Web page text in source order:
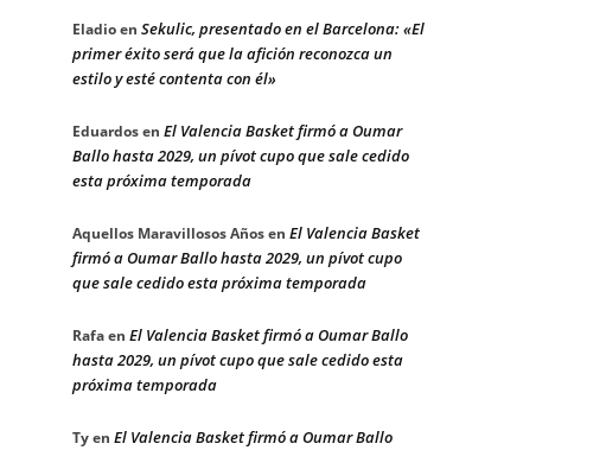
Eladioen Sekulic, presentado en el Barcelona: «El
primer éxito será que la afición reconozca un
estilo y esté contenta con él»
Eduardosen El Valencia Basket firmó a Oumar
Ballo hasta 2029, un pívot cupo que sale cedido
esta próxima temporada
Aquellos Maravillosos Añosen El Valencia Basket
firmó a Oumar Ballo hasta 2029, un pívot cupo
que sale cedido esta próxima temporada
Rafaen El Valencia Basket firmó a Oumar Ballo
hasta 2029, un pívot cupo que sale cedido esta
próxima temporada
Tyen El Valencia Basket firmó a Oumar Ballo